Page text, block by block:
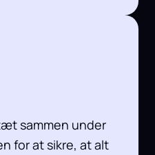
sammen under
for at sikre, at alt